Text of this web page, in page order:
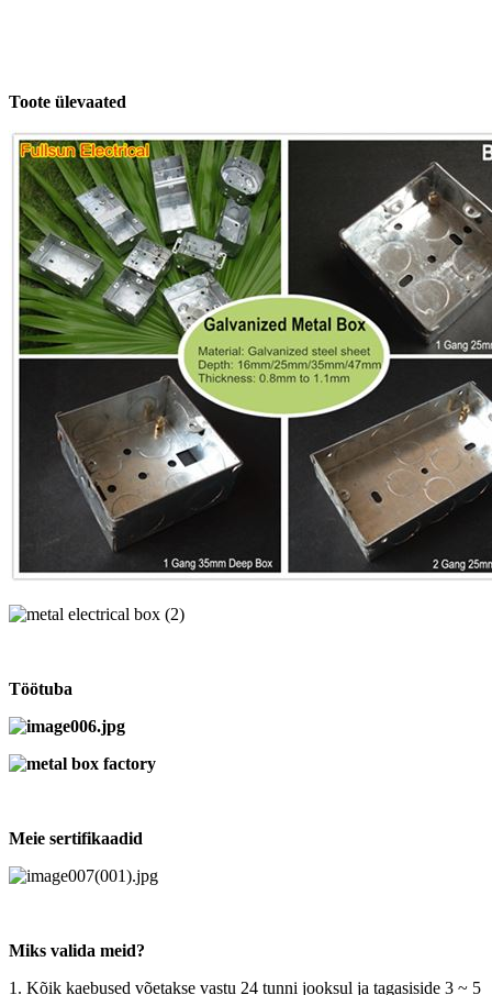
Toote ülevaated
Töötuba
Meie sertifikaadid
Miks valida meid?
1. Kõik kaebused võetakse vastu 24 tunni jooksul ja tagasiside 3 ~ 5